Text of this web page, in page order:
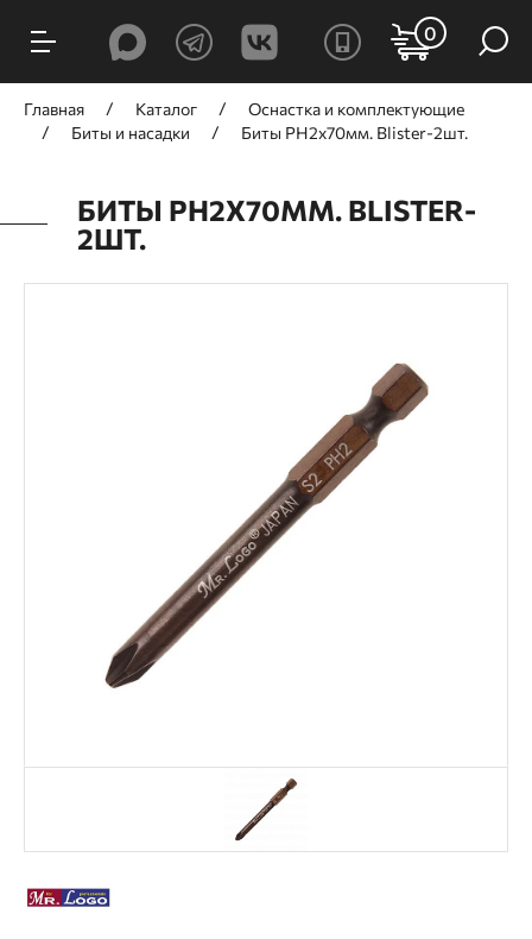
0
Главная Каталог
Оснастка и комплектующие
Биты и насадки
Биты PH2x70мм. Blister-2шт.
БИТЫ PH2X70ММ. BLISTER-
2ШТ.